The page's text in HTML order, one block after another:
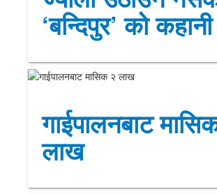
‘बन्दिपुर’ को
गाईपालनबाट
लाख